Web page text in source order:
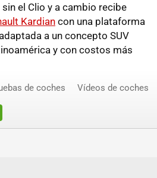
el Clio y a cambio recibe
Kardian con una plataforma
a un concepto SUV
y con costos más
de coches Vídeos de coches